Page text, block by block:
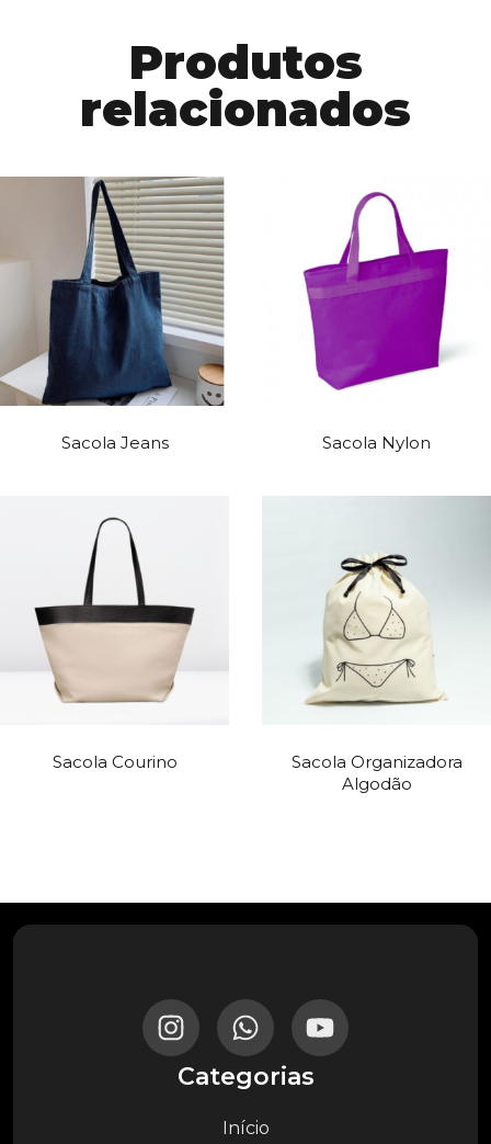
Produtos
relacionados
Sacola Jeans Sacola Nylon
Sacola Courino
Sacola Organizadora
Algodão
Categorias
Início